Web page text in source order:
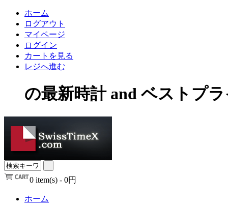
ホーム
ログアウト
マイページ
ログイン
カートを見る
レジへ進む
の最新時計 and ベストプ
0 item(s) - 0円
ホーム